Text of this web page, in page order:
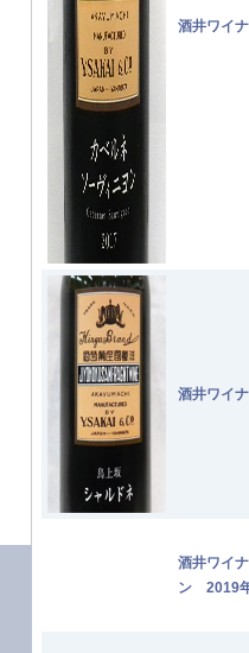
酒井ワイ
酒井ワイ
酒井ワイ
ン 2019